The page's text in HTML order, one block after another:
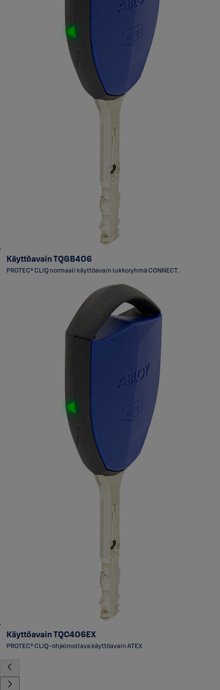
Käyttöavain TQGB406
PROTEC² CLIQ normaali käyttöavain lukkoryhmä CONNECT.
Käyttöavain TQC406EX
PROTEC² CLIQ-ohjelmoitava käyttöavain ATEX